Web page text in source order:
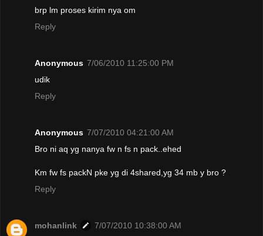
brp lm proses kirim nya om
Reply
Anonymous 7/06/2010 11:25:00 PM
udik
Reply
Anonymous 7/07/2010 04:21:00 AM
Bro ni aq yg nanya fw n fs n pack..ehed
Km fw fs packN pke yg di 4shared,yg 34 mb y bro ?
Reply
mohanlink
7/07/2010 10:38:00 AM